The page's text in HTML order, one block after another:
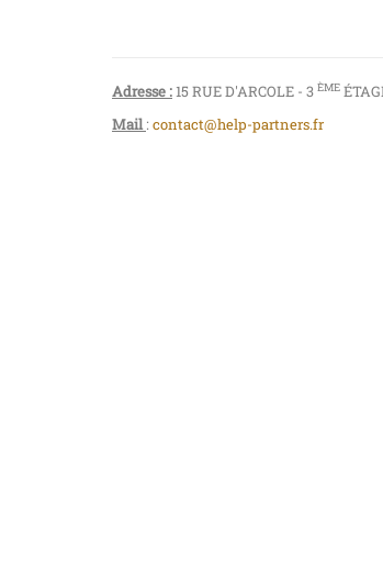
Adresse :15 RUE D'ARCOLE - 3 ÈME
Mail: contact@help-partners.fr